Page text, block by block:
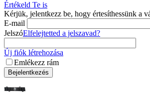
Értékeld Te is
Kérjük, jelentkezz be, hogy értesíthessünk a
E-mail
JelszóElfelejtetted a jelszavad?
Új fiók létrehozása
Emlékezz rám
Bejelentkezés